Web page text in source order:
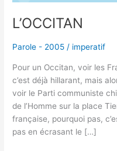
L’OCCITAN
Parole - 2005 / imperatif
Pour un Occitan, voir les
c’est déjà hillarant, mais
voir le Parti communiste
de l’Homme sur la place
française, pourquoi pas,
pas en écrasant le […]